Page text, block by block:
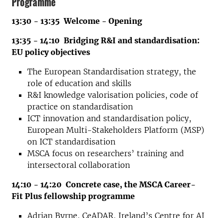
13:30 - 13:35 Welcome - Opening
13:35 - 14:10 Bridging R&I and standardisation:
EU policy objectives
The European Standardisation strategy, the
role of education and skills
R&I knowledge valorisation policies, code of
practice on standardisation
ICT innovation and standardisation policy,
European Multi-Stakeholders Platform (MSP)
on ICT standardisation
MSCA focus on researchers’ training and
intersectoral collaboration
14:10 - 14:20 Concrete case, the MSCA Career-
Fit Plus fellowship programme
Adrian Byrne, CeADAR, Ireland’s Centre for AI